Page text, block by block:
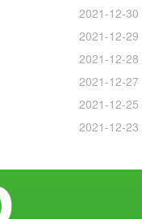
2021-12-30
2021-12-29
2021-12-28
2021-12-27
2021-12-25
2021-12-23